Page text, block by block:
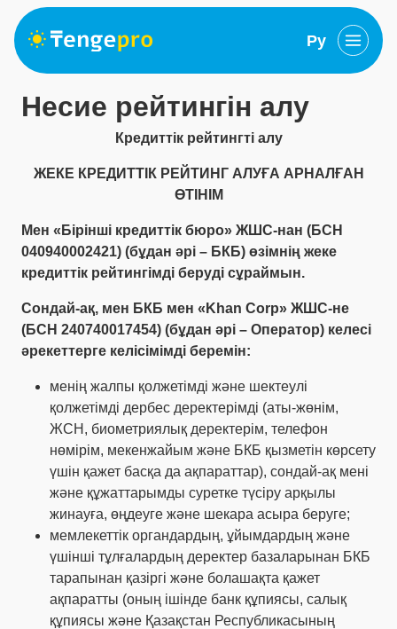
Ру
Несие рейтингін алу
Кредиттік рейтингті алу
ЖЕКЕ КРЕДИТТІК РЕЙТИНГ АЛУҒА АРНАЛҒАН
ӨТІНІМ
Мен «Бірінші кредиттік бюро» ЖШС-нан (БСН
040940002421) (бұдан әрі – БКБ) өзімнің жеке
кредиттік рейтингімді беруді сұраймын.
Сондай-ақ, мен БКБ мен «Khan Corp» ЖШС-не
(БСН 240740017454) (бұдан әрі – Оператор) келесі
әрекеттерге келісімімді беремін:
менің жалпы қолжетімді және шектеулі
қолжетімді дербес деректерімді (аты-жөнім,
ЖСН, биометриялық деректерім, телефон
нөмірім, мекенжайым және БКБ қызметін көрсету
үшін қажет басқа да ақпараттар), сондай-ақ мені
және құжаттарымды суретке түсіру арқылы
жинауға, өңдеуге және шекара асыра беруге;
мемлекеттік органдардың, ұйымдардың және
үшінші тұлғалардың деректер базаларынан БКБ
тарапынан қазіргі және болашақта қажет
ақпаратты (оның ішінде банк құпиясы, салық
құпиясы және Қазақстан Республикасының